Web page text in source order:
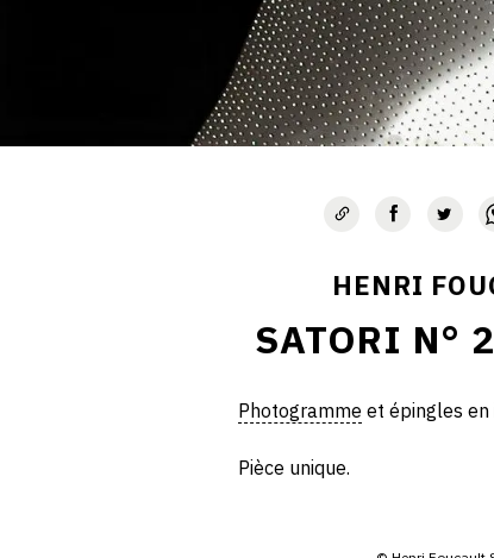
HENRI
SATORI N°
Photogramme et épingles en
Pièce unique.